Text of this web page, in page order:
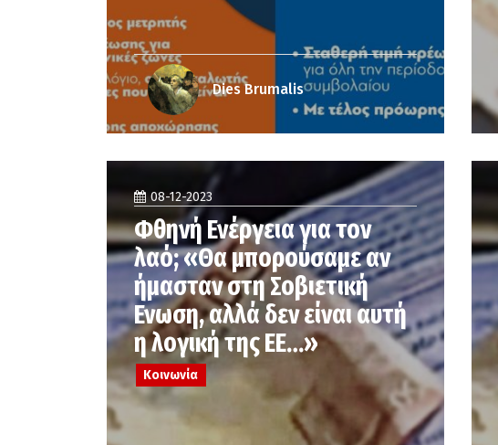
Dies Brumalis
08-12-2023
Φθηνή Ενέργεια για τον
λαό; «Θα μπορούσαμε αν
ήμασταν στη Σοβιετική
Ενωση, αλλά δεν είναι αυτή
η λογική της ΕΕ…»
Κοινωνία